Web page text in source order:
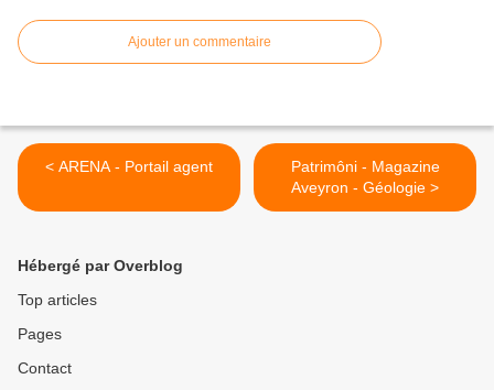
Ajouter un commentaire
< ARENA - Portail agent
Patrimôni - Magazine
Aveyron - Géologie >
Hébergé par Overblog
Top articles
Pages
Contact